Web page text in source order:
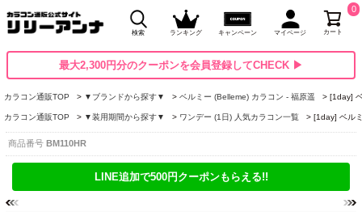
検索 ランキング キャンペーン マイページ カート
0
最大2,300円分のクーポンを会員登録してCHECK ▶
カラコン通販TOP ▼ブランドから探す▼ ベルミー (Belleme) カラコン - 福原遥 [1day]
カラコン通販TOP ▼装用期間から探す▼ ワンデー (1日) 人気カラコン一覧 [1day] ベル
商品番号 BM110HR
LINE追加で500円クーポンもらえる!!